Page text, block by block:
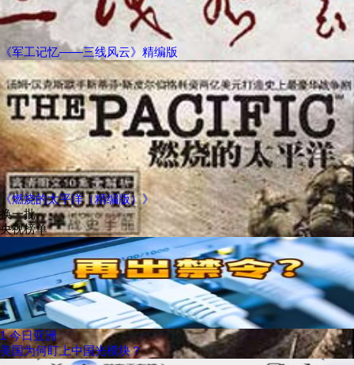
《军工记忆——三线风云》精编版
《燃烧的太平洋（精编版）》
换一批
央视榜单
1 今日亚洲
美国为何盯上中国光模块？